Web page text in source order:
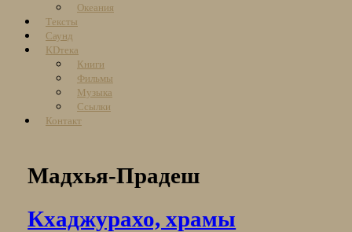
Океания
Тексты
Саунд
KDтека
Книги
Фильмы
Музыка
Ссылки
Контакт
Мадхья-Прадеш
Кхаджурахо, храмы